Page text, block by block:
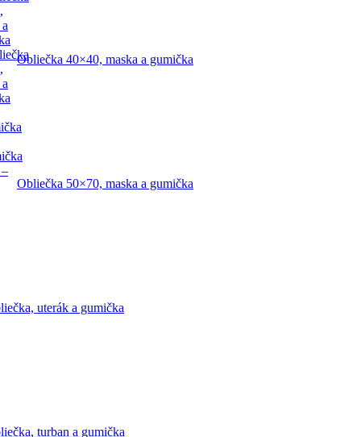
Obliečka 40×40, maska a gumička
Obliečka 50×70, maska a gumička
uterák a gumička
turban a gumička